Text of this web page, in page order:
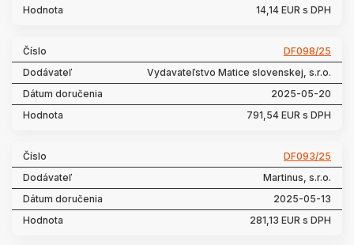
14,14 EUR s DPH
DF098/25
Vydavateľstvo Matice slovenskej, s.r.o.
2025-05-20
791,54 EUR s DPH
DF093/25
Martinus, s.r.o.
2025-05-13
281,13 EUR s DPH